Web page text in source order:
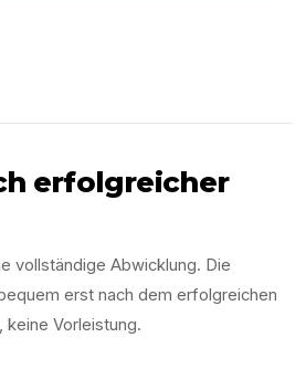
erfolgreicher
vollständige Abwicklung. Die
erst nach dem erfolgreichen
keine Vorleistung.